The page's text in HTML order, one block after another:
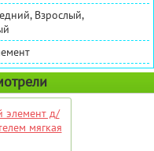
Взрослый,
элемент д/
мягкая